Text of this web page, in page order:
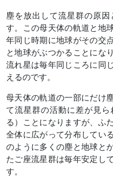
塵を放出して流星群の原
す。この母天体の軌道と地
年同じ時期に地球がその交
と地球がぶつかることにな
流れ星は毎年同じころに同
えるのです。
母天体の軌道の一部にだけ
て流星群の活動に差が見
る）ことになりますが、ふ
全体に広がって分布してい
のように多くの塵と地球と
たご座流星群は毎年安定し
す。